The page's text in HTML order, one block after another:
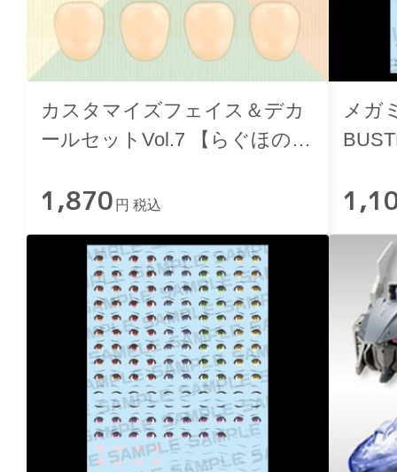
カスタマイズフェイス＆デカ
ールセットVol.7 【らぐほのえ
B】
1,870 円 税込
メガ